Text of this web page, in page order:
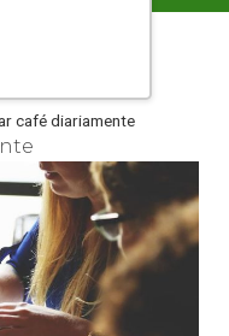
café diariamente